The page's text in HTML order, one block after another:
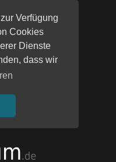
Verfügung
Cookies
Dienste
dass wir